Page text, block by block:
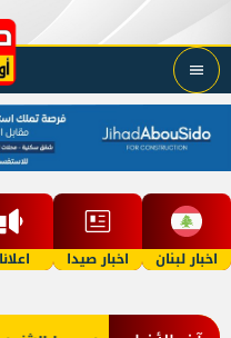
اخبار لبنان اخبار صيدا